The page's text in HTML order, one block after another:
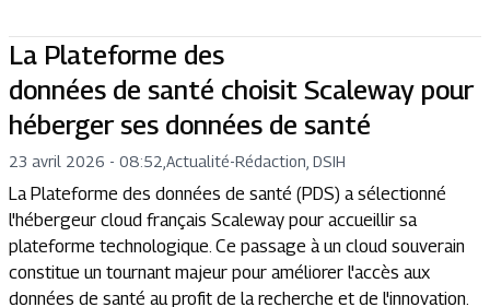
La Plateforme des
données de santé choisit Scaleway pour
héberger ses données de santé
23 avril 2026 - 08:52 Actualité-Rédaction, DSIH
La Plateforme des données de santé (PDS) a sélectionné
l'hébergeur cloud français Scaleway pour accueillir sa
plateforme technologique. Ce passage à un cloud souverain
constitue un tournant majeur pour améliorer l'accès aux
données de santé au profit de la recherche et de l'innovation.